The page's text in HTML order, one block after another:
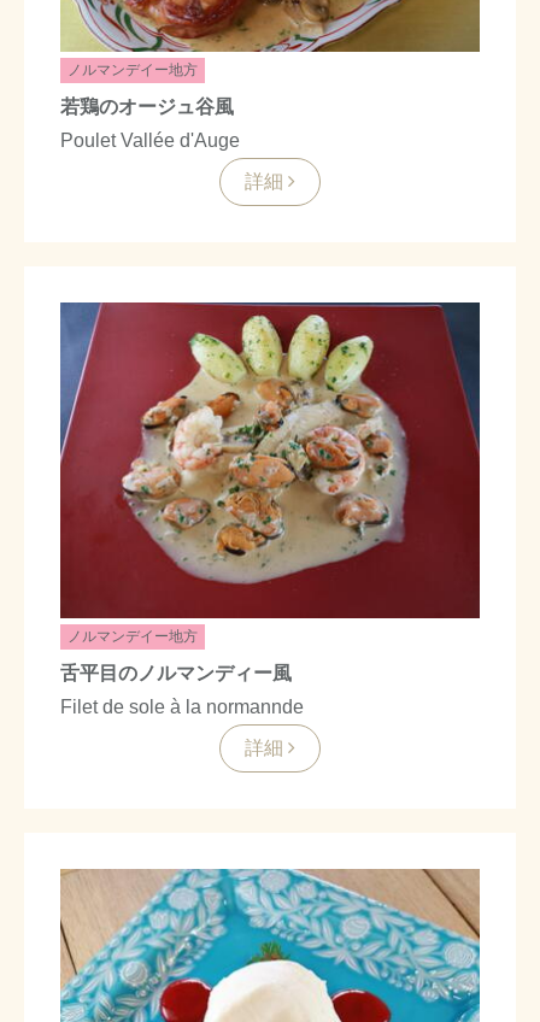
ノルマンデイー地方
若鶏のオージュ谷風
Poulet Vallée d'Auge
詳細
ノルマンデイー地方
舌平目のノルマンディー風
Filet de sole à la normannde
詳細